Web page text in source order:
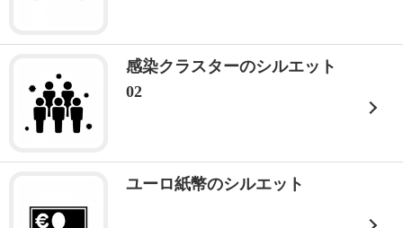
感染クラスターのシルエット
02
ユーロ紙幣のシルエット